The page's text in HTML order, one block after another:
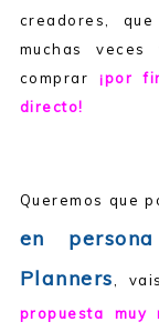
creadores,
muchas
comprar¡por
directo!
Queremos que
en
Planners,
propuesta